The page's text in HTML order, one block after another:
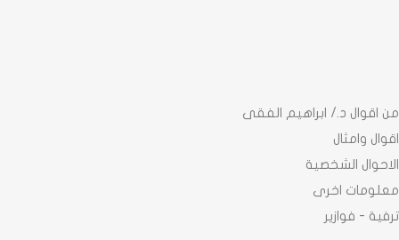
من اقوال د./ ابراهيم الفقى
اقوال وامثال
الاحوال الشخصية
معلومات اخرى
ترفية - فوازير